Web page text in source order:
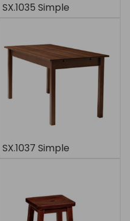
SX.1035 Simple
SX.1037 Simple